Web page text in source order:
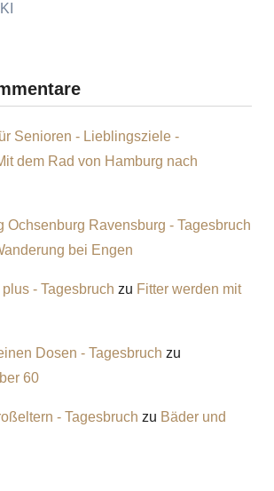
Senioren - Lieblingsziele -
dem Rad von Hamburg nach
Ochsenburg Ravensburg - Tagesbruch
bei Engen
- Tagesbruch zu Fitter werden mit
Dosen - Tagesbruch zu
60
- Tagesbruch zu Bäder und